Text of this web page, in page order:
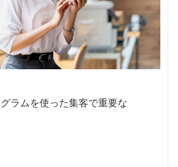
ラムを使った集客で重要な